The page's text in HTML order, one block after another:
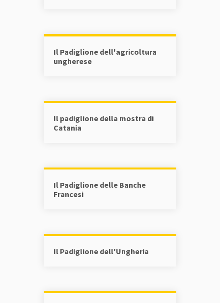
Il Padiglione dell'agricoltura
ungherese
Il padiglione della mostra di
Catania
Il Padiglione delle Banche
Francesi
Il Padiglione dell'Ungheria